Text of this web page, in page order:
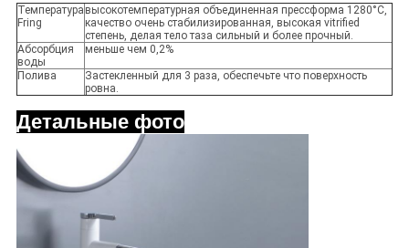
Температура
Fring
высокотемпературная объединенная прессформа 1280°C,
качество очень стабилизированная, высокая vitrified
степень, делая тело таза сильный и более прочный.
Абсорбция
воды
меньше чем 0,2%
Полива
Застекленный для 3 раза, обеспечьте что поверхность
ровна.
Детальные фото